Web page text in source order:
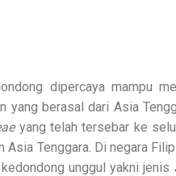
dipercaya mampu
yang berasal dari Asia
yang telah tersebar ke
Asia Tenggara. Di negara
unggul yakni jenis